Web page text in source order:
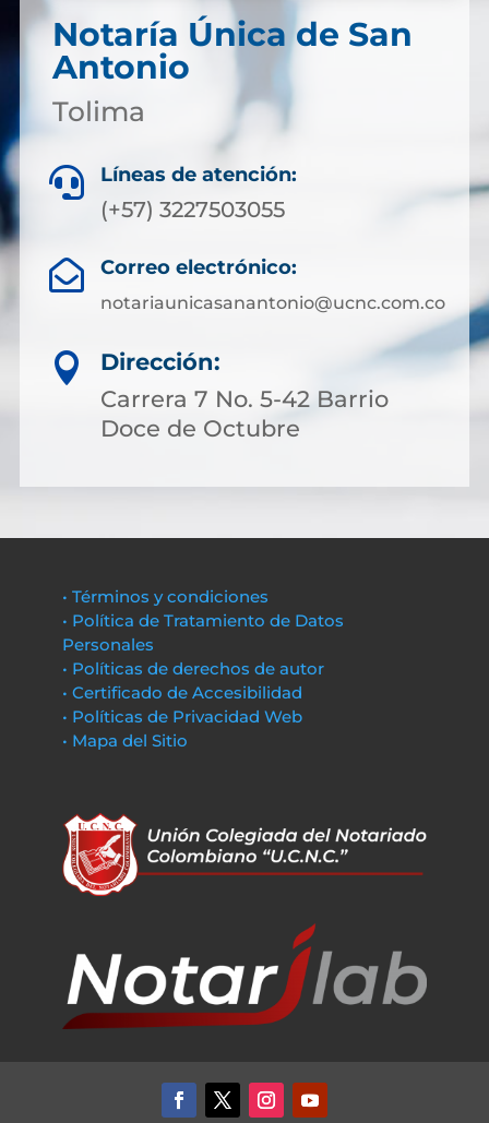
Notaría Única de San
Antonio
Tolima
 Líneas de atención:
(+57) 3227503055
 Correo electrónico:
notariaunicasanantonio@ucnc.com.co

Dirección:
Carrera 7 No. 5-42 Barrio
Doce de Octubre
• Términos y condiciones
• Política de Tratamiento de Datos
Personales
• Políticas de derechos de autor
• Certificado de Accesibilidad
• Políticas de Privacidad Web
• Mapa del Sitio